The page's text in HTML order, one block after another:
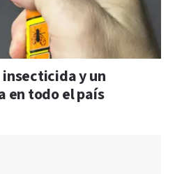
insecticida y un
en todo el país